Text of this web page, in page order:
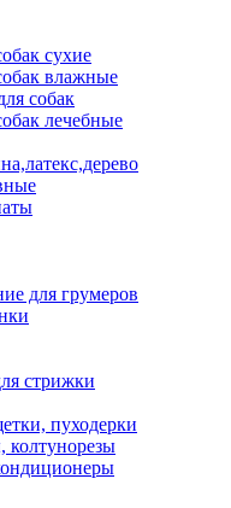
сухие
влажные
собак
лечебные
для грумеров
стрижки
пуходерки